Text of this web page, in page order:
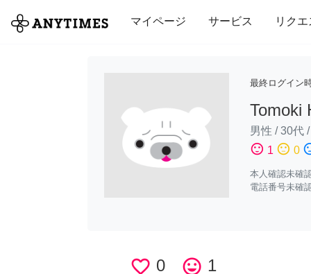
マイページ サービス リクエ
全て 修理・組立 家事 引っ越し
最終ログイン
Tomoki
男性 /30代 /
sentiment_satisfied 1 sentiment_neutral 0
本人確認未確
電話番号未確
favorite_border 0 tag_faces 1